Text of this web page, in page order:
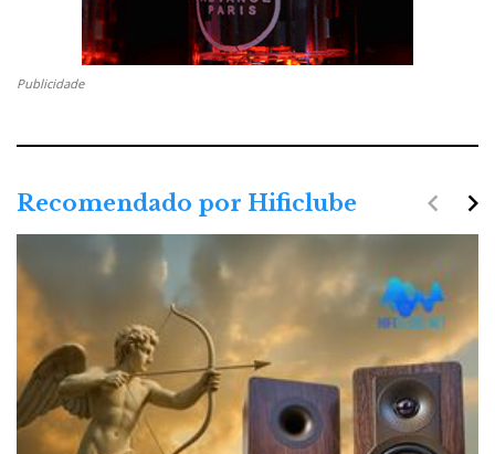
Publicidade
Recomendado por Hificlube navigate_next
navigate_before